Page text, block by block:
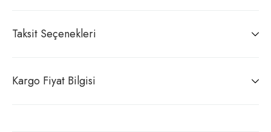
Taksit Seçenekleri
Kargo Fiyat Bilgisi